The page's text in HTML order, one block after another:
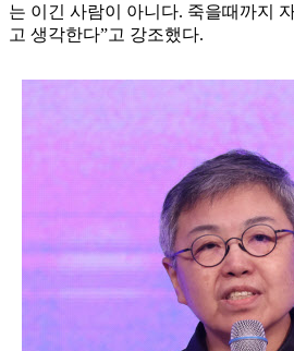
는 이긴 사람이 아니다. 죽을때까지
고 생각한다”고 강조했다.